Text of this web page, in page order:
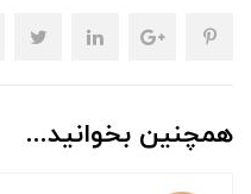
همچنین بخوانید...